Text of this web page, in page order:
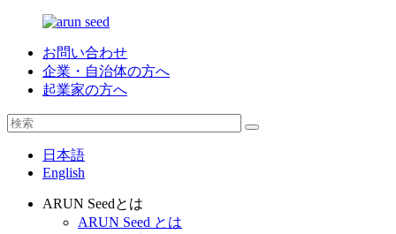
お問い合わせ
企業・自治体の方へ
起業家の方へ
日本語
English
ARUN Seedとは
ARUN Seed とは